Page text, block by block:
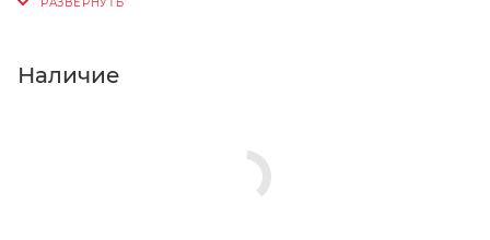
Нажмите кнопку «Оформить заказ».
Наличие